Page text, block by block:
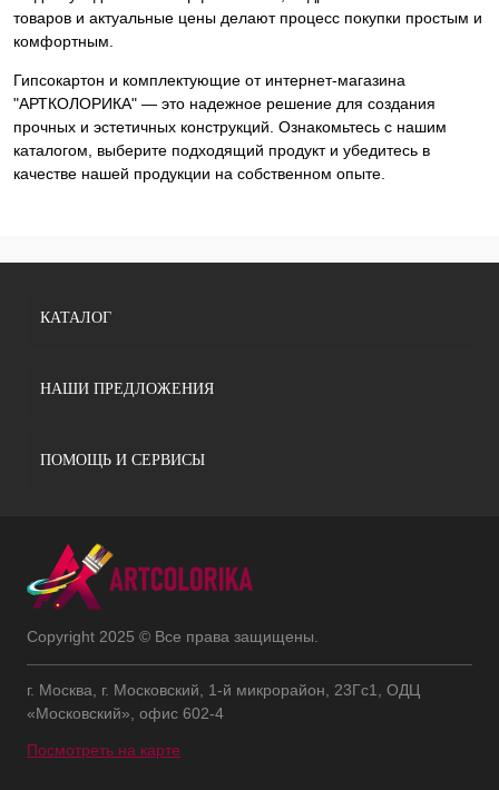
товаров и актуальные цены делают процесс покупки простым и
комфортным.
Гипсокартон и комплектующие от интернет-магазина
"АРТКОЛОРИКА" — это надежное решение для создания
прочных и эстетичных конструкций. Ознакомьтесь с нашим
каталогом, выберите подходящий продукт и убедитесь в
качестве нашей продукции на собственном опыте.
КАТАЛОГ
НАШИ ПРЕДЛОЖЕНИЯ
ПОМОЩЬ И СЕРВИСЫ
Copyright 2025 © Все права защищены.
г. Москва, г. Московский, 1-й микрорайон, 23Гс1, ОДЦ
«Московский», офис 602-4
Посмотреть на карте